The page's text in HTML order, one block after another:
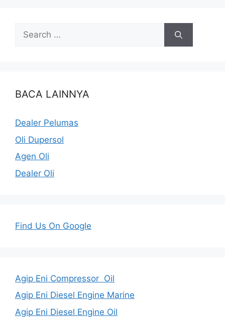
BACA LAINNYA
Dealer Pelumas
Oli Dupersol
Agen Oli
Dealer Oli
Find Us On Google
Agip Eni Compressor Oil
Agip Eni Diesel Engine Marine
Agip Eni Diesel Engine Oil